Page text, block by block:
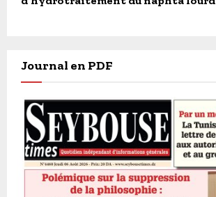
Journal en PDF